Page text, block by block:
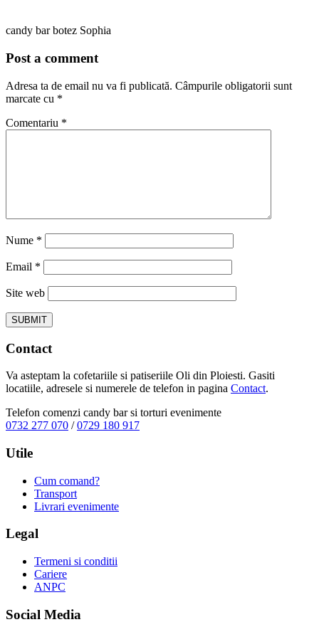
candy bar botez Sophia
Post a comment
Adresa ta de email nu va fi publicată. Câmpurile obligatorii sunt
marcate cu *
Comentariu *
Nume *
Email *
Site web
Contact
Va asteptam la cofetariile si patiseriile Oli din Ploiesti. Gasiti
locatiile, adresele si numerele de telefon in pagina Contact.
Telefon comenzi candy bar si torturi evenimente
0732 277 070 /0729 180 917
Utile
Cum comand?
Transport
Livrari evenimente
Legal
Termeni si conditii
Cariere
ANPC
Social Media